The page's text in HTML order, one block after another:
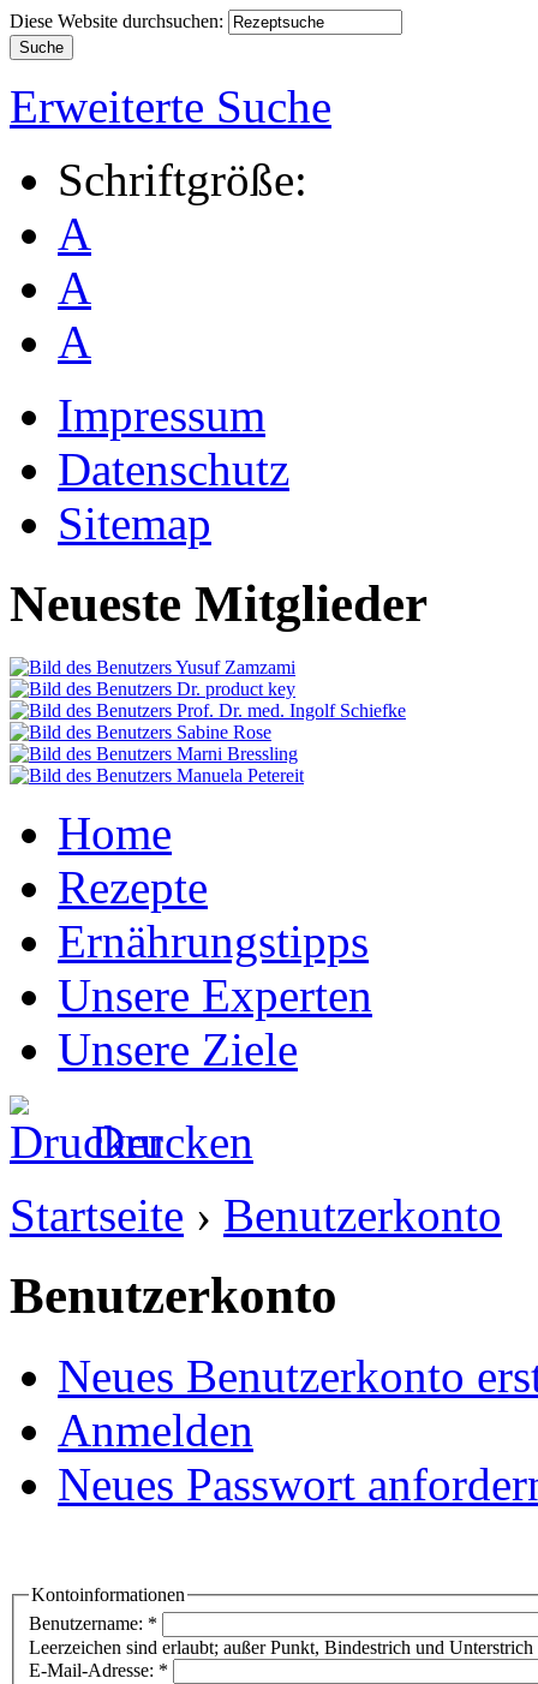
Diese Website durchsuchen:
Erweiterte Suche
Schriftgröße:
A
A
A
Impressum
Datenschutz
Sitemap
Neueste Mitglieder
Home
Rezepte
Ernährungstipps
Unsere Experten
Unsere Ziele
Drucken
Startseite › Benutzerkonto
Benutzerkonto
Neues Benutzerkonto
Anmelden
Neues Passwort
Kontoinformationen
Benutzername: *
Leerzeichen sind erlaubt; außer Punkt, Bindestrich und
E-Mail-Adresse: *